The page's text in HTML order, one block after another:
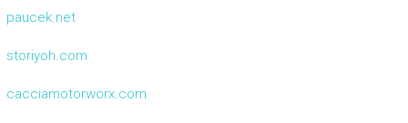
paucek.net
storiyoh.com
cacciamotorworx.com